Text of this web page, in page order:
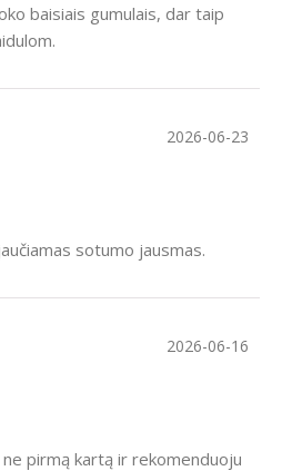
baisiais gumulais, dar taip
2026-06-23
sotumo jausmas.
2026-06-16
pirmą kartą ir rekomenduoju